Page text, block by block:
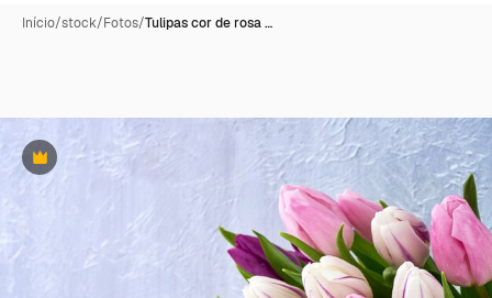
Início/stock/Fotos/Tulipas cor de rosa …
Premium